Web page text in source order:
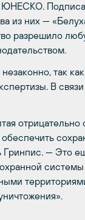
из них —
разрешило
так
В
— Это